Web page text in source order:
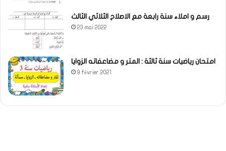
رسم و املاء سنة رابعة مع الاصلاح الثلاثي الثالث
23 mai 2022
امتحان رياضيات سنة ثالثة : المتر و مضاعفاته الزوايا
9 février 2021